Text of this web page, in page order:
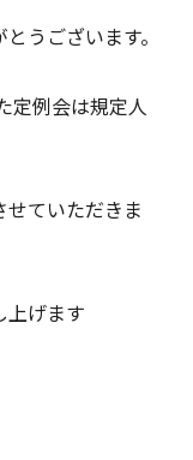
うございます。
定例会は規定人
ていただきま
上げます